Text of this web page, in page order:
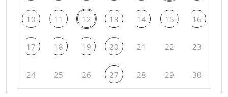
10 11 12 13 14 15 16
17 18 19 20 21 22 23
24 25 26 27 28 29 30